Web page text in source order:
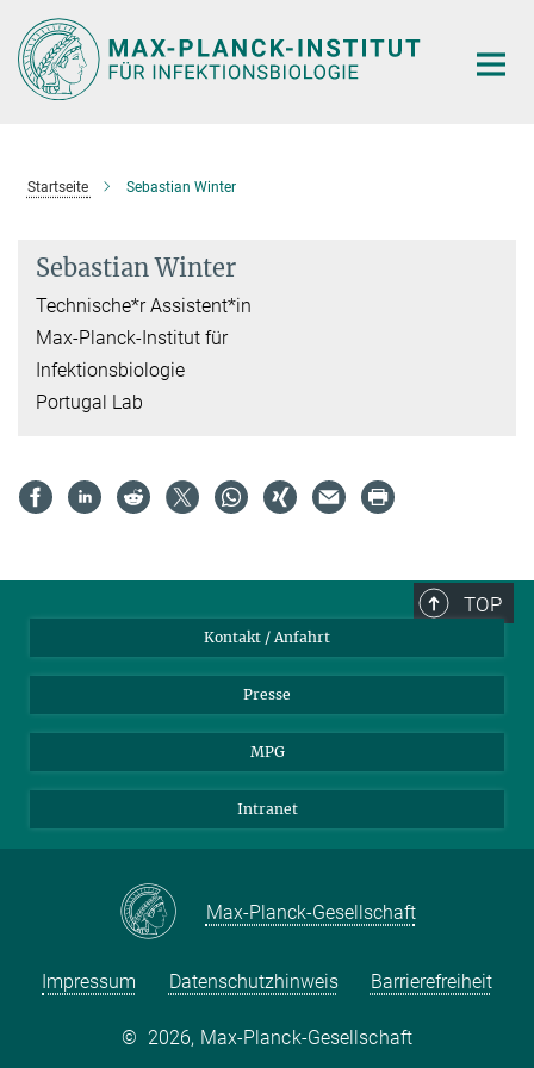
Hauptinhalt
Startseite Sebastian Winter
Sebastian Winter
Technische*r Assistent*in
Max-Planck-Institut für
Infektionsbiologie
Portugal Lab
TOP
Kontakt / Anfahrt
Presse
MPG
Intranet
Max-Planck-Gesellschaft
Impressum Datenschutzhinweis Barrierefreiheit
© 2026, Max-Planck-Gesellschaft